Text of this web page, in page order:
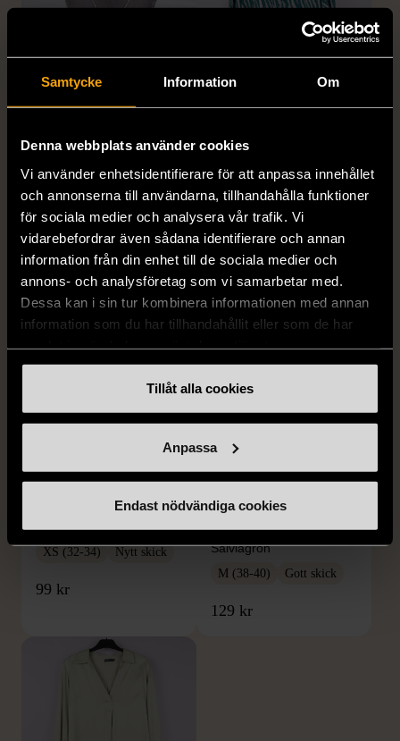
Samtycke Information Om
Denna webbplats använder cookies
Vi använder enhetsidentifierare för att anpassa innehållet
och annonserna till användarna, tillhandahålla funktioner
för sociala medier och analysera vår trafik. Vi
vidarebefordrar även sådana identifierare och annan
information från din enhet till de sociala medier och
annons- och analysföretag som vi samarbetar med.
Dessa kan i sin tur kombinera informationen med annan
information som du har tillhandahållit eller som de har
Tillåt alla cookies
Anpassa
Endast nödvändiga cookies
1/5
SNÖ of Sweden -
Halsband med
cirkelhänge
Gott skick
169 kr
Rodebjer - Mönstrad topp
med knappdetalj
M (38-40)
Mycket gott skick
399 kr
H&M
H&M - Leopardmönstrad
volangklänning
XS (32-34) Nytt skick
99 kr
H&M
H&M - Plisserad midikjol
med resårmidja -
Salviagrön
M (38-40) Gott skick
129 kr